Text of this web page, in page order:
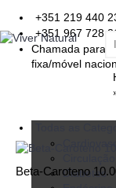
+351 219 440
+351 967 728
Chamada para a
fixa/móvel
Diabetes
Beta-Caroteno